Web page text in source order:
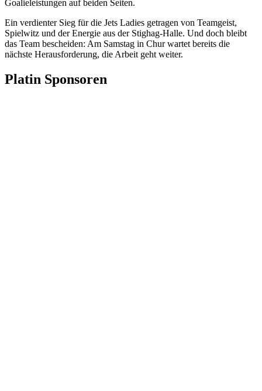
Goalieleistungen auf beiden Seiten.
Ein verdienter Sieg für die Jets Ladies getragen von Teamgeist,
Spielwitz und der Energie aus der Stighag-Halle. Und doch bleibt
das Team bescheiden: Am Samstag in Chur wartet bereits die
nächste Herausforderung, die Arbeit geht weiter.
Platin Sponsoren